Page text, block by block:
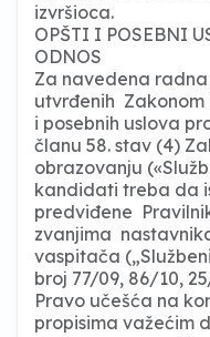
izvršioca.
OPŠTI I POSEBNI
ODNOS
Za navedena
utvrđenih Zakonom
i posebnih uslova
članu 58. stav (4)
obrazovanju
kandidati treba da
predviđene
zvanjima
vaspitača
broj 77/09, 86/10,
Pravo učešća na
propisima važećim